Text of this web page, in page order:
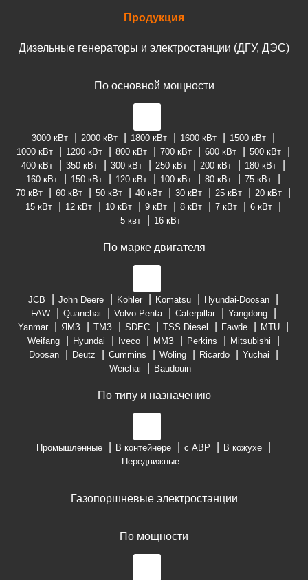
Продукция
Дизельные генераторы и электростанции (ДГУ, ДЭС)
По основной мощности
3000 кВт 2000 кВт 1800 кВт 1600 кВт
1500 кВт
1000 кВт
1200 кВт 800 кВт 700 кВт 600 кВт
500 кВт
400 кВт
350 кВт 300 кВт 250 кВт 200 кВт
180 кВт
160 кВт
150 кВт 120 кВт 100 кВт 80 кВт
75 кВт
70 кВт
60 кВт 50 кВт 40 кВт 30 кВт 25 кВт
20 кВт
15 кВт
12 кВт 10 кВт 9 кВт 8 кВт 7 кВт
6 кВт
5 квт
16 кВт
По марке двигателя
JCB John Deere Kohler Komatsu
Hyundai-Doosan
FAW
Quanchai Volvo Penta Caterpillar
Yangdong
Yanmar
ЯМЗ ТМЗ SDEC TSS Diesel Fawde
MTU
Weifang
Hyundai Iveco ММЗ Perkins
Mitsubishi
Doosan
Deutz Cummins Woling Ricardo
Yuchai
Weichai
Baudouin
По типу и назначению
Промышленные В контейнере с АВР
В кожухе
Передвижные
Газопоршневые электростанции
По мощности